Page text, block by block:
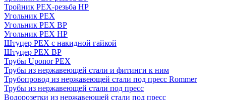
Тройник PEX-резьба НР
Угольник PEX
Угольник PEX ВР
Угольник PEX НР
Штуцер PEX c накидной гайкой
Штуцер PEX ВР
Трубы Uponor PEX
Трубы из нержавеющей стали и фитинги к ним
Трубопровод из нержавеющей стали под пресс Rommer
Трубы из нержавеющей стали под пресс
Водорозетки из нержавеющей стали под пресс